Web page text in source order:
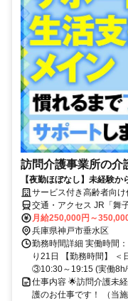
訪問介護事業所の介
【夜勤ほぼなし】未経験か
サービス付き高齢者向
交通・アクセス JR「舞
歩10分
月給250,000円～
兵庫県神戸市垂水区
勤務時間詳細 実働時間
り21日 【勤務時間】
③10:30～19:15 (実働8h/
仕事内容 🌟訪問介護未
護のお仕事です！ （当